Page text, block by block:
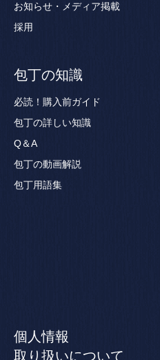
お知らせ・メディア掲載
採用
包丁の知識
必読！購入前ガイド
包丁の詳しい知識
Q＆A
包丁の動画解説
包丁用語集
個人情報
取り扱いについて